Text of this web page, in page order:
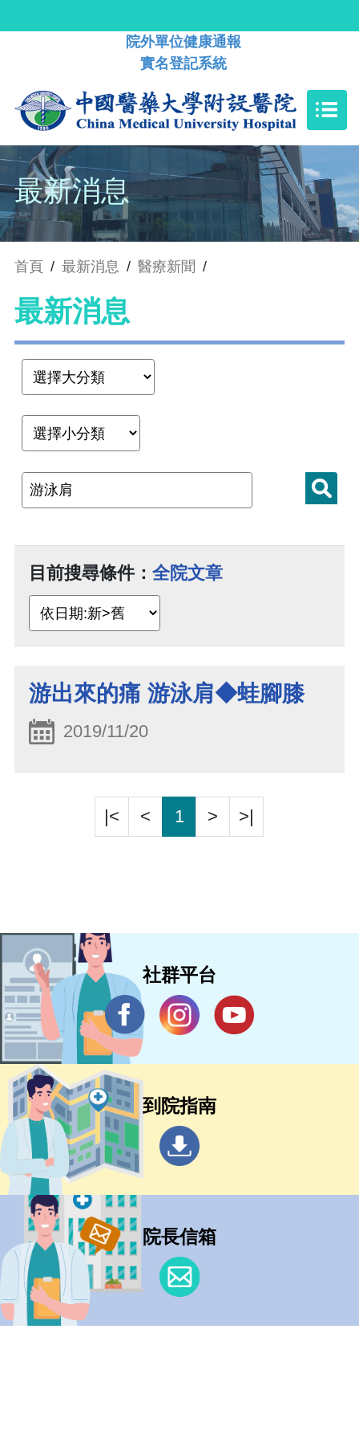
院外單位健康通報
實名登記系統
最新消息
首頁 / 最新消息 / 醫療新聞 /
最新消息
目前搜尋條件： 全院文章
游出來的痛 游泳肩◆蛙腳膝
2019/11/20
|< < 1 > >|
社群平台
到院指南
院長信箱